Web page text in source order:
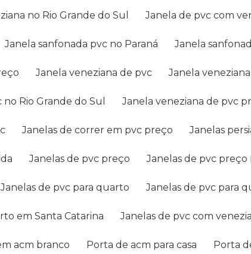
no Rio Grande do Sul Janela de pvc com
Janela sanfonada pvc no Paraná Janela
Janela veneziana de pvc Janela
no Rio Grande do Sul Janela veneziana de pvc
Janelas de correr em pvc preço Janelas
Janelas de pvc preço Janelas de pvc preço
Janelas de pvc para quarto Janelas de pvc para
em Santa Catarina Janelas de pvc com
acm branco Porta de acm para casa Porta